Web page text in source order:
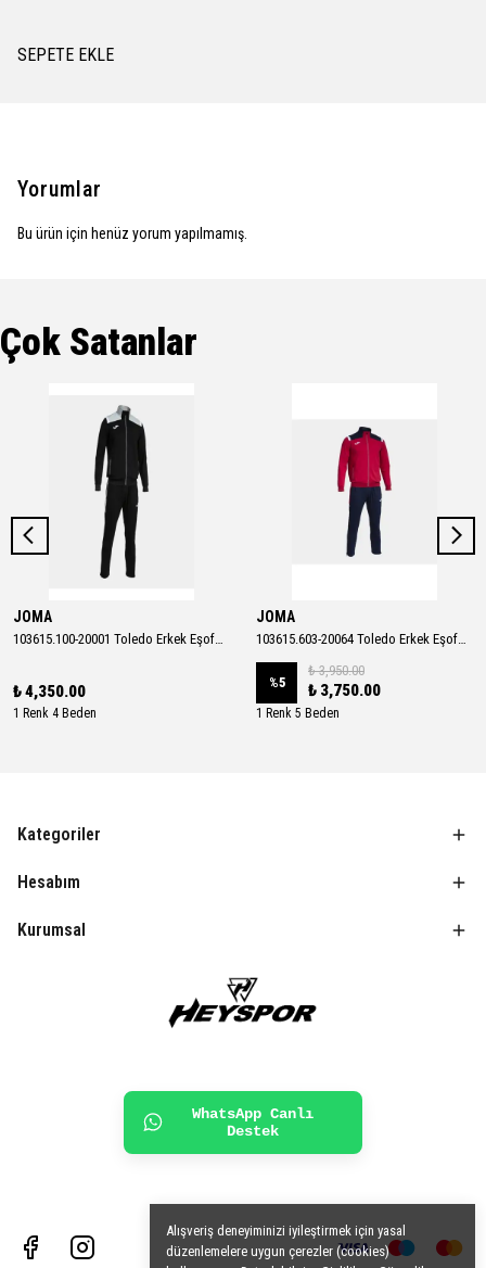
Alışveriş deneyiminizi iyileştirmek için yasal
düzenlemelere uygun çerezler (cookies)
SEPETE EKLE
Yorumlar
Bu ürün için henüz yorum yapılmamış.
Çok Satanlar
JOMA
103615.100-20001 Toledo Erkek Eşofman Takımı
₺ 4,350.00
1 Renk 4 Beden
JOMA
103615.603-20064 Toledo Erkek Eşofman Takımı
%5
₺ 3,950.00
₺ 3,750.00
1 Renk 5 Beden
Kategoriler
Hesabım
Kurumsal
WhatsApp Canlı
Destek